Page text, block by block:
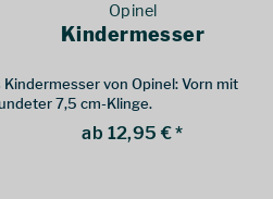
Opinel
Kindermesser
Kindermesser von Opinel: Vorn mit
7,5 cm-Klinge.
ab 12,95 € *